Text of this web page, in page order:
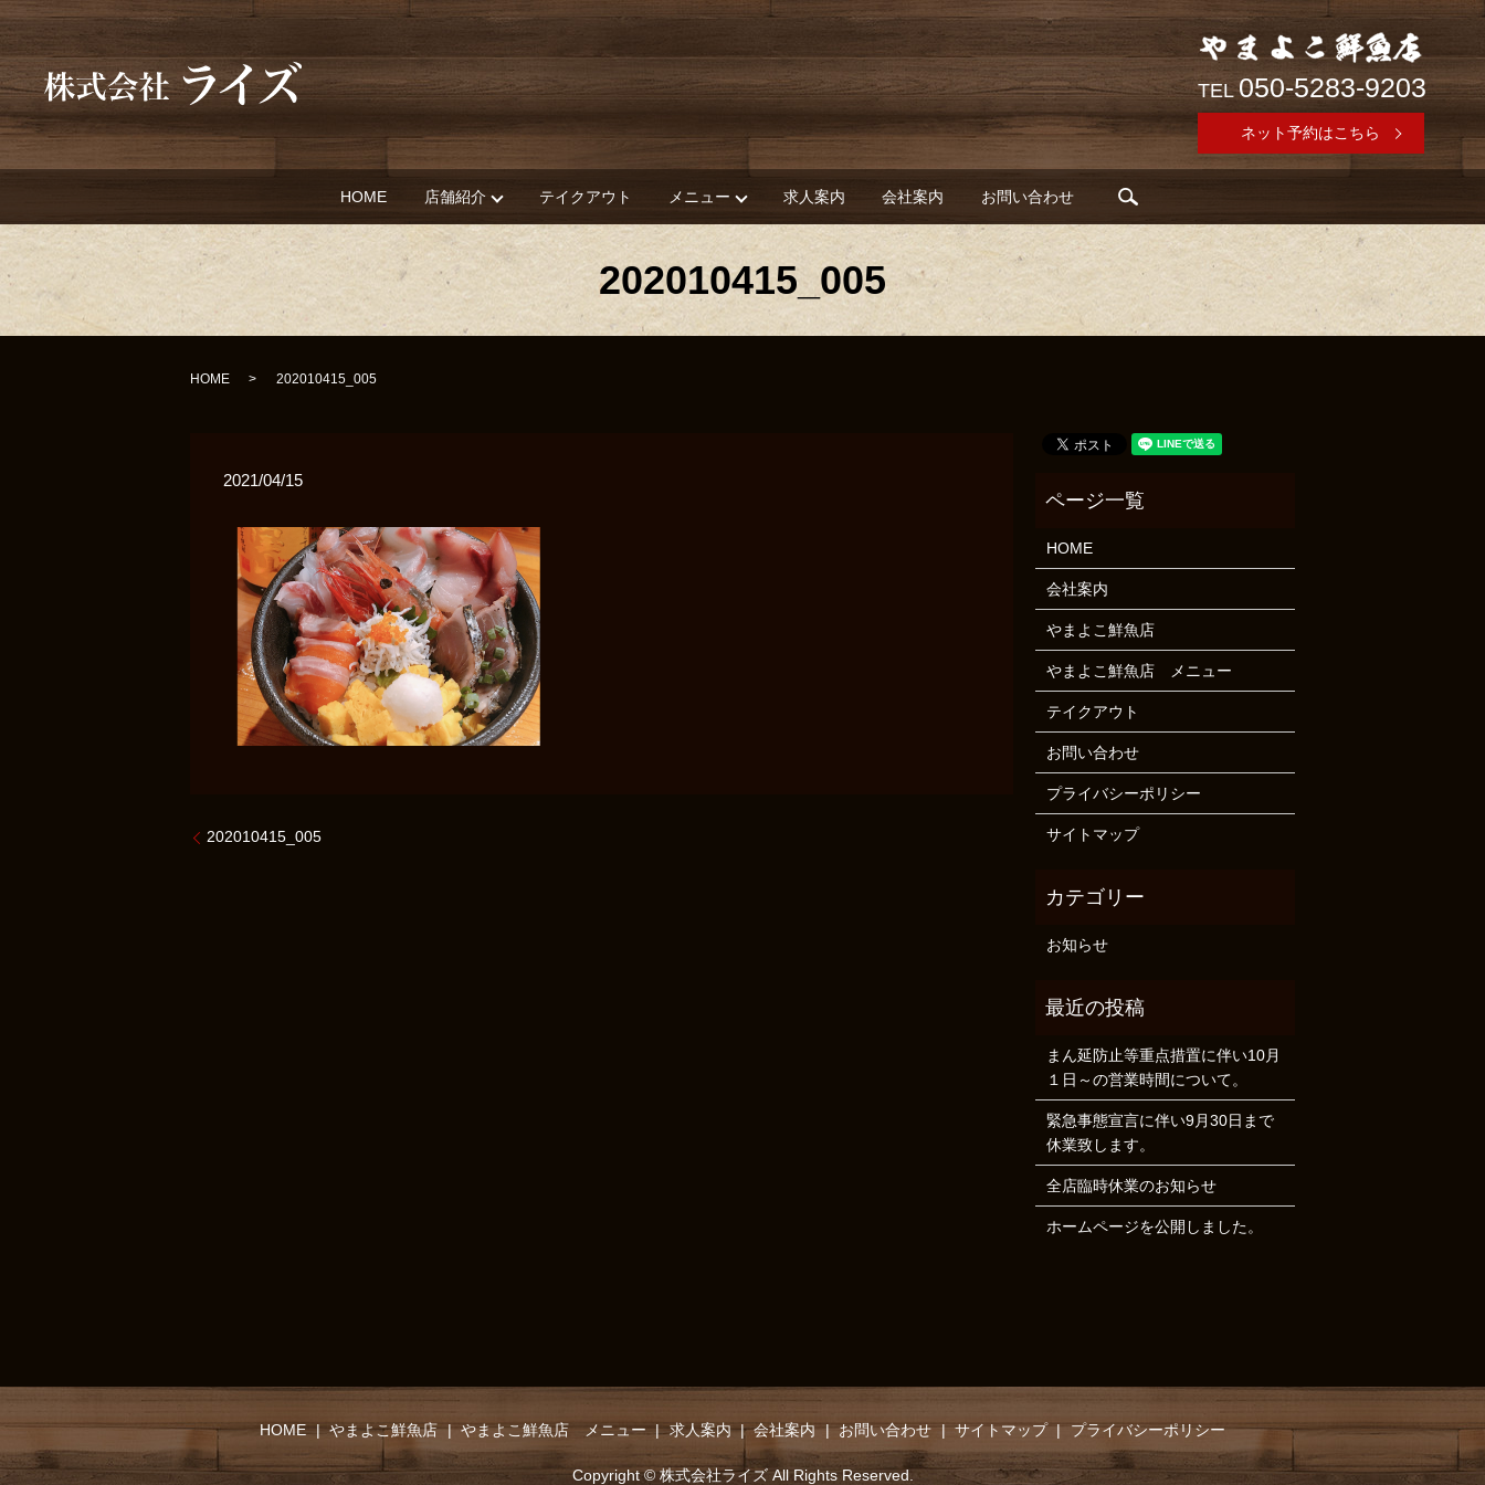
TEL050-5283-9203
ネット予約はこちら
HOME 店舗紹介 テイクアウト メニュー 求人案内 会社案内 お問い合わせ
202010415_005
HOME 202010415_005
2021/04/15
202010415_005
HOME
会社案内
やまよこ鮮魚店
やまよこ鮮魚店 メニュー
テイクアウト
お問い合わせ
プライバシーポリシー
サイトマップ
お知らせ
まん延防止等重点措置に伴い10月
１日～の営業時間について。
緊急事態宣言に伴い9月30日まで
休業致します。
全店臨時休業のお知らせ
ホームページを公開しました。
HOME やまよこ鮮魚店 やまよこ鮮魚店 メニュー 求人案内 会社案内 お問い合わせ サイトマップ プライバシーポリシー
Copyright © 株式会社ライズ All Rights Reserved.